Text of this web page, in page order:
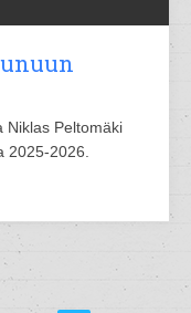
Niklas Peltomäki
2025-2026.